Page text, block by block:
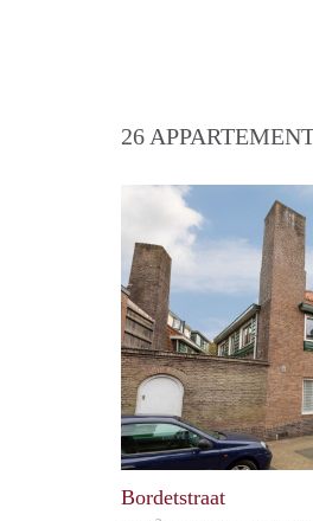
26
Bordetstraat